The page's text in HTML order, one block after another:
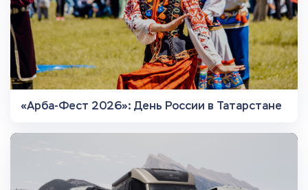
«Арба-Фест 2026»: День России в Татарстане